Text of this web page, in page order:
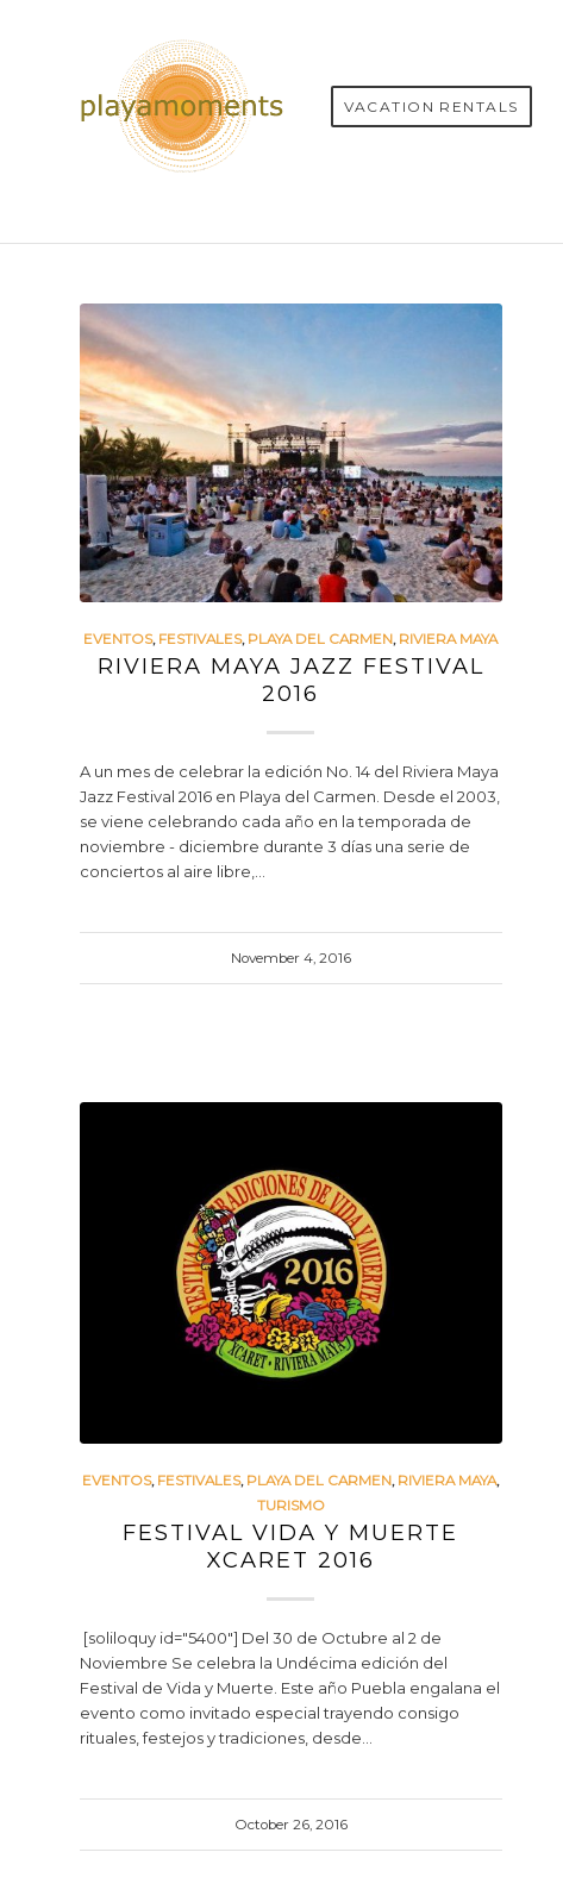
VACATION RENTALS
EVENTOS, FESTIVALES, PLAYA DEL CARMEN, RIVIERA MAYA
RIVIERA MAYA JAZZ FESTIVAL
2016
A un mes de celebrar la edición No. 14 del Riviera Maya
Jazz Festival 2016 en Playa del Carmen. Desde el 2003,
se viene celebrando cada año en la temporada de
noviembre - diciembre durante 3 días una serie de
conciertos al aire libre,…
November 4, 2016
EVENTOS, FESTIVALES, PLAYA DEL CARMEN, RIVIERA MAYA,
TURISMO
FESTIVAL VIDA Y MUERTE
XCARET 2016
[soliloquy id="5400"] Del 30 de Octubre al 2 de
Noviembre Se celebra la Undécima edición del
Festival de Vida y Muerte. Este año Puebla engalana el
evento como invitado especial trayendo consigo
rituales, festejos y tradiciones, desde…
October 26, 2016